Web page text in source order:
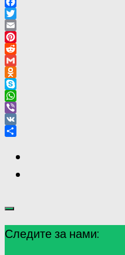
Facebook
Twitter
Email
Pinterest
Reddit
Gmail
Odnoklassniki
Skype
WhatsApp
Viber
VK
Следите за нами: